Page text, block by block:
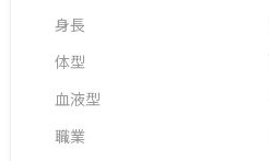
身長
体型
血液型
職業